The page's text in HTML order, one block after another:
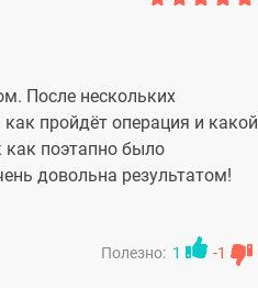
После нескольких
пройдёт операция и какой
как поэтапно было
довольна результатом!
Полезно: 1 -1